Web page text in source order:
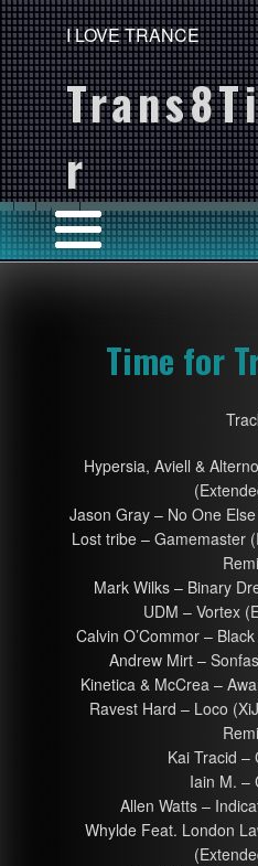
I LOVE TRANCE
r
Time for
Hypersia, Aviell &
Jason Gray – No One
Lost tribe – Gamemaster
Mark Wilks – Binary
UDM – Vortex
Calvin O’Commor –
Andrew Mirt –
Kinetica & McCrea –
Ravest Hard – Loco
Kai Tracid –
Iain M. –
Allen Watts –
Whylde Feat. London